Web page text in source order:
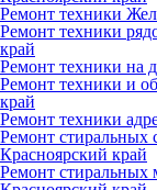
Ремонт техники
Ремонт техники
край
Ремонт техники на
Ремонт техники и
край
Ремонт техники
Ремонт стиральных
Красноярский край
Ремонт стиральных